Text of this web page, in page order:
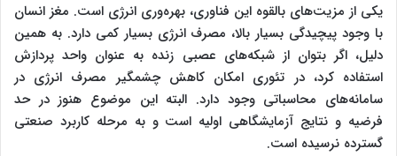
یکی از مزیت‌های بالقوه این فناوری، بهره‌وری انرژی است. مغز انسان
با وجود پیچیدگی بسیار بالا، مصرف انرژی بسیار کمی دارد. به همین
دلیل، اگر بتوان از شبکه‌های عصبی زنده به عنوان واحد پردازش
استفاده کرد، در تئوری امکان کاهش چشمگیر مصرف انرژی در
سامانه‌های محاسباتی وجود دارد. البته این موضوع هنوز در حد
فرضیه و نتایج آزمایشگاهی اولیه است و به مرحله کاربرد صنعتی
گسترده نرسیده است.